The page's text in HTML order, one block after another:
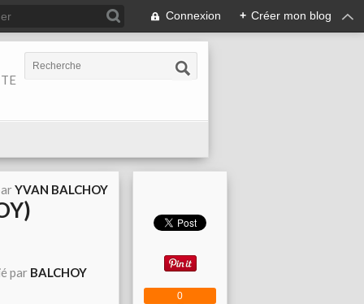
Connexion + Créer mon blog
YVAN BALCHOY
par BALCHOY
0